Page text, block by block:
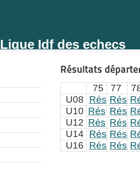
Ligue Idf des echecs
Résultats
75 77
U08
Rés Rés
U10 Rés Rés
U12 Rés Rés
U14
Rés Rés
U16
Rés Rés